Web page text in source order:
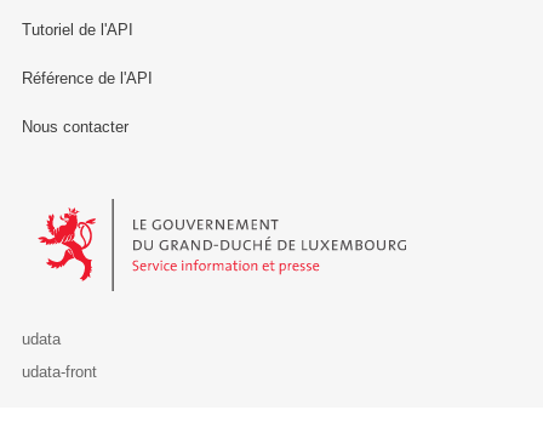
Tutoriel de l'API
Référence de l'API
Nous contacter
Le Gouvernement du Grand-Duché de Luxembourg - Service
udata
udata-front